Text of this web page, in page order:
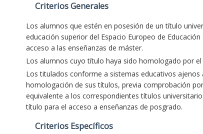
Criterios Generales
Los alumnos que estén en posesión de un título
educación superior del Espacio Europeo de
acceso a las enseñanzas de máster.
Los alumnos cuyo título haya sido homologado por
Los titulados conforme a sistemas educativos ajenos
homologación de sus títulos, previa comprobación
equivalente a los correspondientes títulos
título para el acceso a enseñanzas de posgrado.
Criterios Específicos